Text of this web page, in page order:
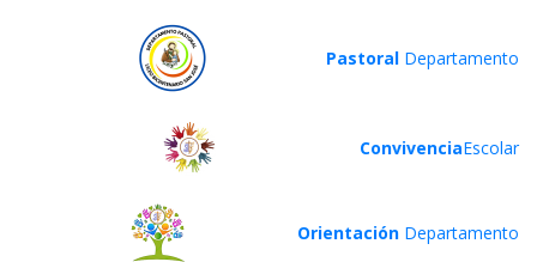
Pastoral Departamento
ConvivenciaEscolar
Orientación Departamento